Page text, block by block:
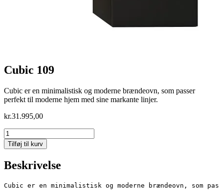
Cubic 109
Cubic er en minimalistisk og moderne brændeovn, som passer
perfekt til moderne hjem med sine markante linjer.
kr.31.995,00
Cubic
109
antal
Tilføj til kurv
Beskrivelse
Cubic er en minimalistisk og moderne brændeovn,